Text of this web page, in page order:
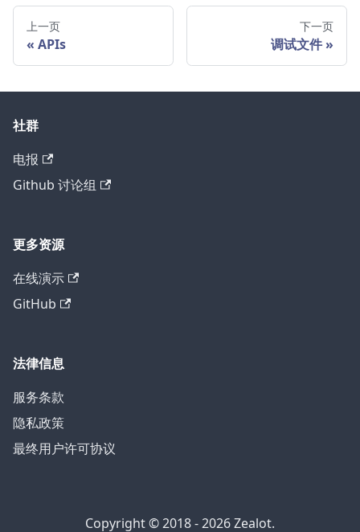
上一页
APIs
下一页
调试文件
社群
电报
Github 讨论组
更多资源
在线演示
GitHub
法律信息
服务条款
隐私政策
最终用户许可协议
Copyright © 2018 - 2026 Zealot.